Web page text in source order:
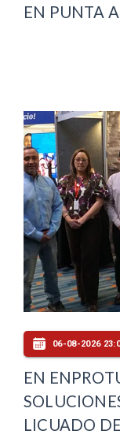
EN PUNTA
06-08-2026
EN
LICUADO